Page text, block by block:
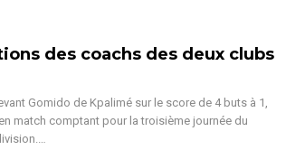
des coachs des deux clubs
Gomido de Kpalimé sur le score de 4 buts à 1,
match comptant pour la troisième journée du